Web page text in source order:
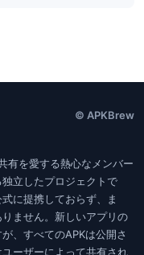
© APKBrew
有を愛する熱心なメンバー
立したプロジェクトで
に提携しておらず、ま
ません。新しいアプリの
、すべてのAPKは公開さ
ーザーによって共有され